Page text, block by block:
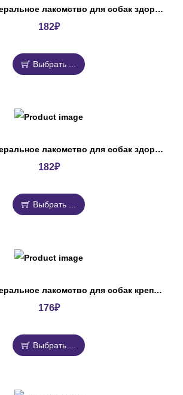
Витаминно-минеральное лакомство для собак здоровье и красота ДокторЗоо
182₽
Выбрать ...
Витаминно-минеральное лакомство для собак здоровье кожи и шерсти ДокторЗоо
182₽
Выбрать ...
Витаминно-минеральное лакомство для собак крепкое зоровье Омега Нео+
176₽
Выбрать ...